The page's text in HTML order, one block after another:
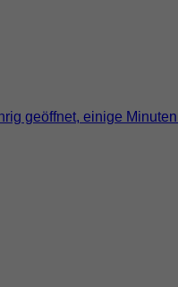
geöffnet, einige